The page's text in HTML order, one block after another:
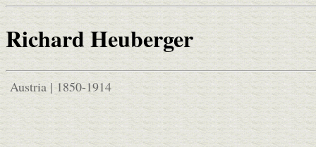
Richard Heuberger
Austria | 1850-1914